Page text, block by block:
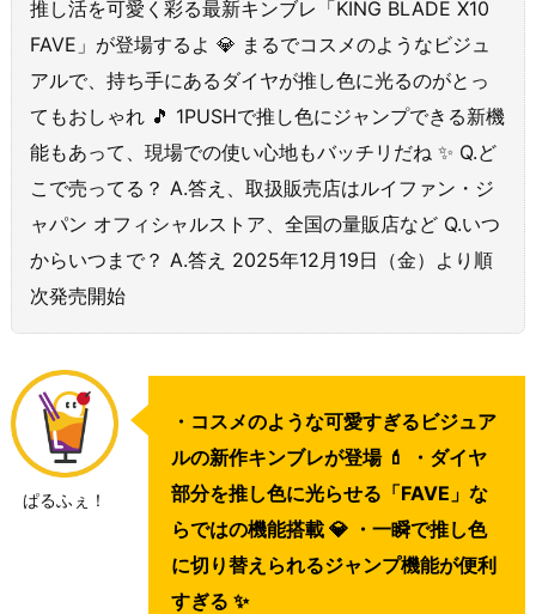
推し活を可愛く彩る最新キンブレ「KING BLADE X10
FAVE」が登場するよ 💎 まるでコスメのようなビジュ
アルで、持ち手にあるダイヤが推し色に光るのがとっ
てもおしゃれ 🎵 1PUSHで推し色にジャンプできる新機
能もあって、現場での使い心地もバッチリだね ✨ Q.ど
こで売ってる？ A.答え、取扱販売店はルイファン・ジ
ャパン オフィシャルストア、全国の量販店など Q.いつ
からいつまで？ A.答え 2025年12月19日（金）より順
次発売開始
ぱるふぇ！
・コスメのような可愛すぎるビジュア
ルの新作キンブレが登場 💄 ・ダイヤ
部分を推し色に光らせる「FAVE」な
らではの機能搭載 💎 ・一瞬で推し色
に切り替えられるジャンプ機能が便利
すぎる ✨